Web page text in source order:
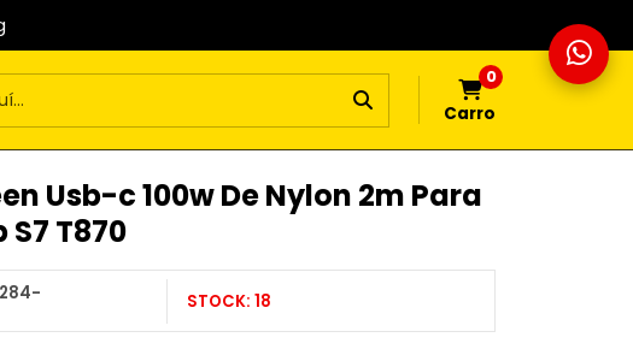
0
Carro
Usb-c 100w De Nylon 2m Para
T870
STOCK: 18